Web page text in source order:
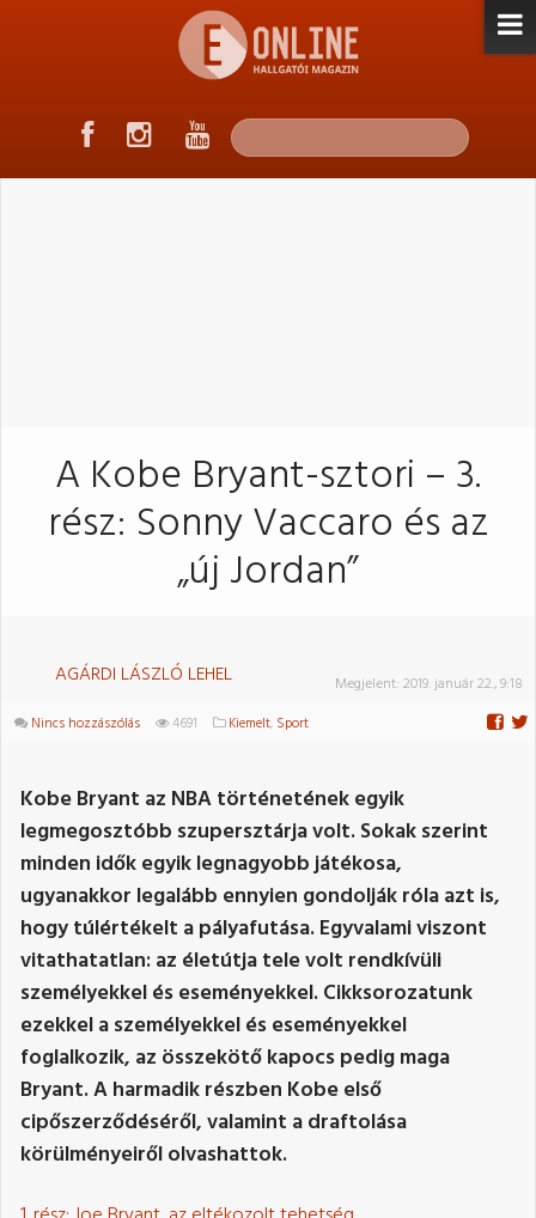
A Kobe Bryant-sztori – 3.
rész: Sonny Vaccaro és az
„új Jordan”
AGÁRDI LÁSZLÓ LEHEL Megjelent: 2019. január 22., 9:18
Nincs hozzászólás 4691 Kiemelt, Sport
Kobe Bryant az NBA történetének egyik
legmegosztóbb szupersztárja volt. Sokak szerint
minden idők egyik legnagyobb játékosa,
ugyanakkor legalább ennyien gondolják róla azt is,
hogy túlértékelt a pályafutása. Egyvalami viszont
vitathatatlan: az életútja tele volt rendkívüli
személyekkel és eseményekkel. Cikksorozatunk
ezekkel a személyekkel és eseményekkel
foglalkozik, az összekötő kapocs pedig maga
Bryant. A harmadik részben Kobe első
cipőszerződéséről, valamint a draftolása
körülményeiről olvashattok.